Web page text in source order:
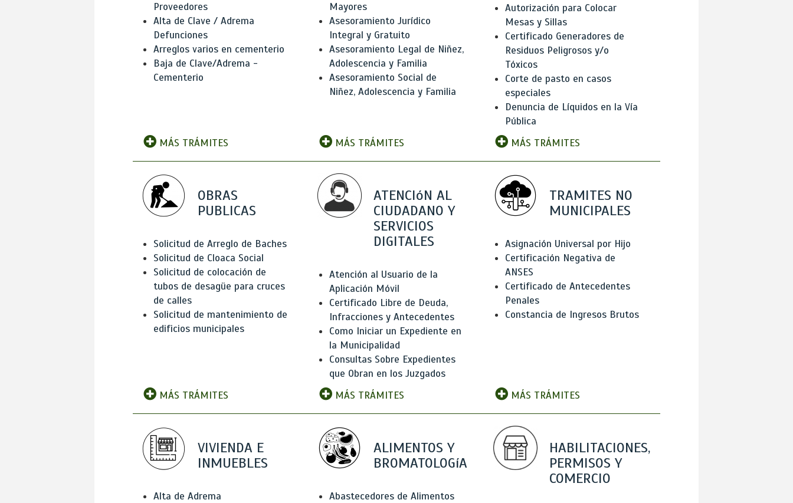
Proveedores
Alta de Clave / Adrema
Defunciones
Arreglos varios en cementerio
Baja de Clave/Adrema -
Cementerio
MÁS TRÁMITES
Mayores
Asesoramiento Jurídico
Integral y Gratuito
Asesoramiento Legal de Niñez,
Adolescencia y Familia
Asesoramiento Social de
Niñez, Adolescencia y Familia
MÁS TRÁMITES
Autorización para Colocar
Mesas y Sillas
Certificado Generadores de
Residuos Peligrosos y/o
Tóxicos
Corte de pasto en casos
especiales
Denuncia de Líquidos en la Vía
Pública
MÁS TRÁMITES
OBRAS
PUBLICAS
Solicitud de Arreglo de Baches
Solicitud de Cloaca Social
Solicitud de colocación de
tubos de desagüe para cruces
de calles
Solicitud de mantenimiento de
edificios municipales
MÁS TRÁMITES
ATENCIóN AL
CIUDADANO Y
SERVICIOS
DIGITALES
Atención al Usuario de la
Aplicación Móvil
Certificado Libre de Deuda,
Infracciones y Antecedentes
Como Iniciar un Expediente en
la Municipalidad
Consultas Sobre Expedientes
que Obran en los Juzgados
MÁS TRÁMITES
TRAMITES NO
MUNICIPALES
Asignación Universal por Hijo
Certificación Negativa de
ANSES
Certificado de Antecedentes
Penales
Constancia de Ingresos Brutos
MÁS TRÁMITES
VIVIENDA E
INMUEBLES
Alta de Adrema
ALIMENTOS Y
BROMATOLOGíA
Abastecedores de Alimentos
HABILITACIONES,
PERMISOS Y
COMERCIO